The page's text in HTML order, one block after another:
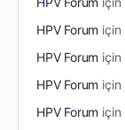
HPV Forum için
HPV Forum için
HPV Forum için
HPV Forum için